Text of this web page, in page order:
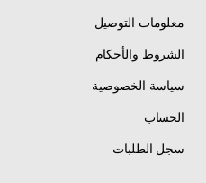
معلومات التوصيل
الشروط والأحكام
سياسة الخصوصية
الحساب
سجل الطلبات